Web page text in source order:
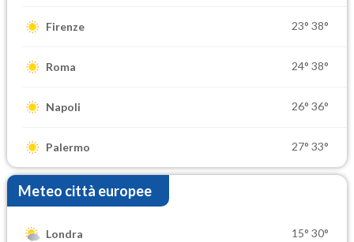
Firenze 23° 38°
Roma 24° 38°
Napoli 26° 36°
Palermo 27° 33°
Meteo città europee
Londra 15° 30°